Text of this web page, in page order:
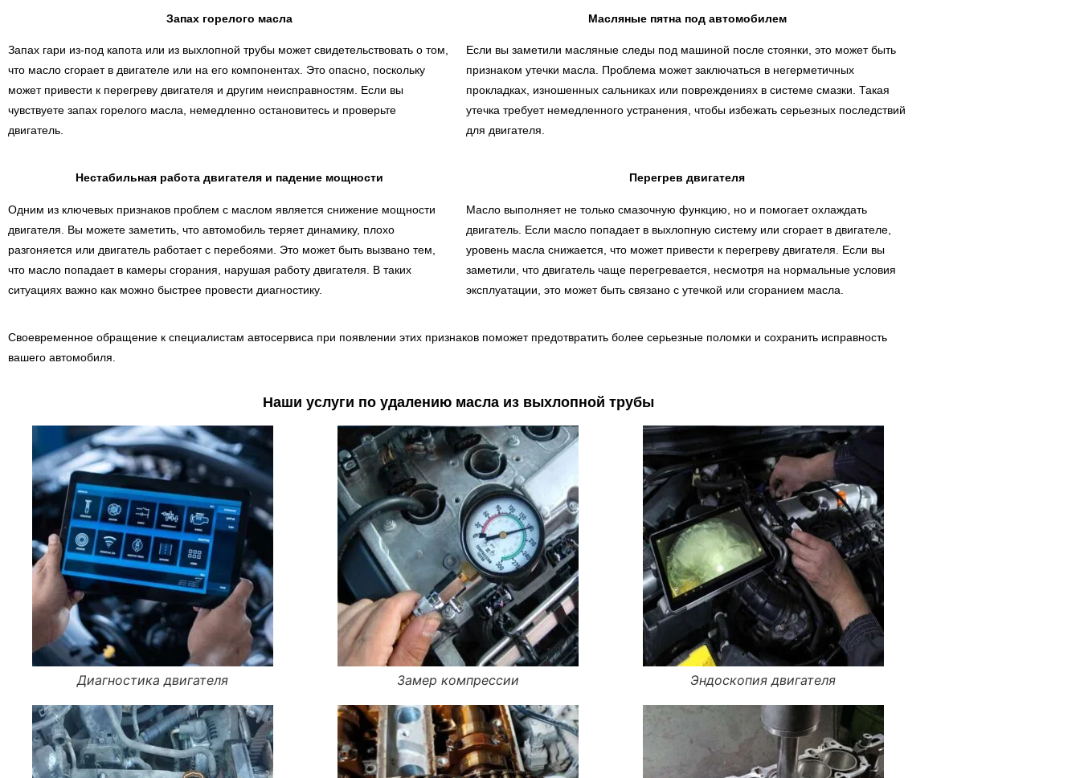
Запах горелого масла
Запах гари из-под капота или из выхлопной трубы может свидетельствовать о том,
что масло сгорает в двигателе или на его компонентах. Это опасно, поскольку
может привести к перегреву двигателя и другим неисправностям. Если вы
чувствуете запах горелого масла, немедленно остановитесь и проверьте
двигатель.
Масляные пятна под автомобилем
Если вы заметили масляные следы под машиной после стоянки, это может быть
признаком утечки масла. Проблема может заключаться в негерметичных
прокладках, изношенных сальниках или повреждениях в системе смазки. Такая
утечка требует немедленного устранения, чтобы избежать серьезных последствий
для двигателя.
Нестабильная работа двигателя и падение мощности
Одним из ключевых признаков проблем с маслом является снижение мощности
двигателя. Вы можете заметить, что автомобиль теряет динамику, плохо
разгоняется или двигатель работает с перебоями. Это может быть вызвано тем,
что масло попадает в камеры сгорания, нарушая работу двигателя. В таких
ситуациях важно как можно быстрее провести диагностику.
Перегрев двигателя
Масло выполняет не только смазочную функцию, но и помогает охлаждать
двигатель. Если масло попадает в выхлопную систему или сгорает в двигателе,
уровень масла снижается, что может привести к перегреву двигателя. Если вы
заметили, что двигатель чаще перегревается, несмотря на нормальные условия
эксплуатации, это может быть связано с утечкой или сгоранием масла.
Своевременное обращение к специалистам автосервиса при появлении этих признаков поможет предотвратить более серьезные поломки и сохранить исправность
вашего автомобиля.
Наши услуги по удалению масла из выхлопной трубы
Диагностика двигателя Замер компрессии Эндоскопия двигателя